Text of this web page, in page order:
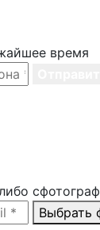
время
Выбрать